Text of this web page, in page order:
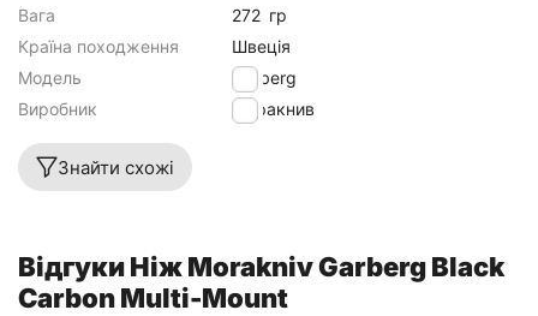
Вага
272 гр
Країна походження
Швеція
Модель
Garberg
Виробник
Моракнив
Знайти схожі
Відгуки Ніж Morakniv Garberg Black
Carbon Multi-Mount